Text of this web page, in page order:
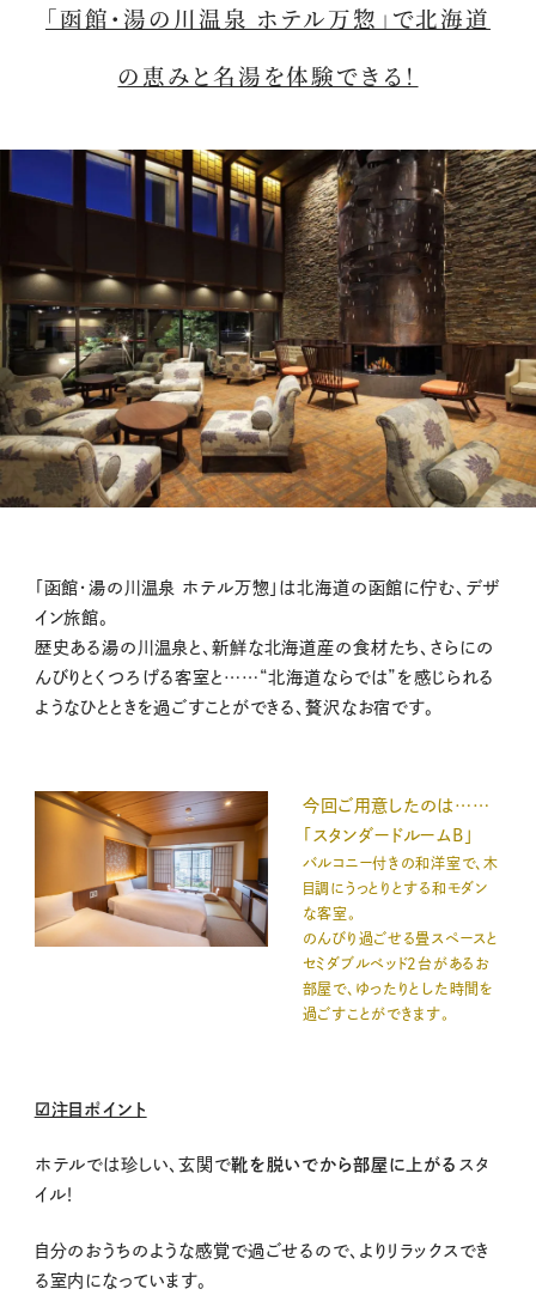
「函館・湯の川温泉 ホテル万惣」で北海道
の恵みと名湯を体験できる！
「函館・湯の川温泉 ホテル万惣」は北海道の函館に佇む、デザ
イン旅館。
歴史ある湯の川温泉と、新鮮な北海道産の食材たち、さらにの
んびりとくつろげる客室と……“北海道ならでは”を感じられる
ようなひとときを過ごすことができる、贅沢なお宿です。
今回ご用意したのは……
「スタンダードルームB」
バルコニー付きの和洋室で、木
目調にうっとりとする和モダン
な客室。
のんびり過ごせる畳スペースと
セミダブルベッド2台があるお
部屋で、ゆったりとした時間を
過ごすことができます。
☑注目ポイント
ホテルでは珍しい、玄関で靴を脱いでから部屋に上がる スタ
イル！
自分のおうちのような感覚で過ごせるので、よりリラックスでき
る室内になっています。